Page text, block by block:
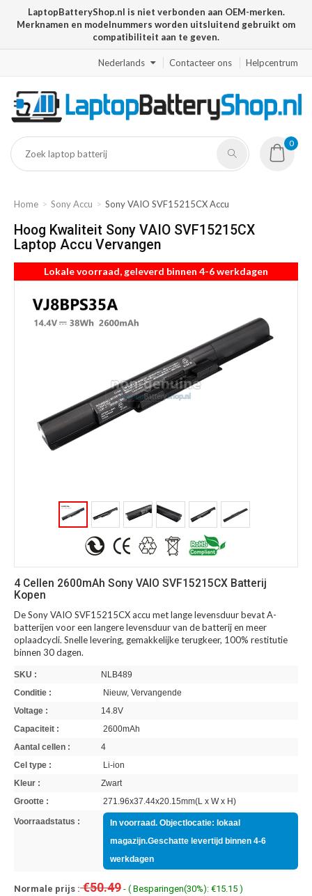
LaptopBatteryShop.nl is niet verbonden aan OEM-merken.
Merknamen en modelnummers worden uitsluitend gebruikt om
compatibiliteit aan te geven.
Nederlands Contacteer ons Helpcentrum
0
Home Sony Accu Sony VAIO SVF15215CX Accu
Hoog Kwaliteit Sony VAIO SVF15215CX
Laptop Accu Vervangen
Lokale voorraad, geleverd binnen 4-6 werkdagen
4 Cellen 2600mAh Sony VAIO SVF15215CX Batterij
Kopen
De Sony VAIO SVF15215CX accu met lange levensduur bevat A-
batterijen voor een langere levensduur van de batterij en meer
oplaadcycli. Snelle levering, gemakkelijke terugkeer, 100% restitutie
binnen 30 dagen.
SKU :
NLB489
Conditie :
Nieuw, Vervangende
Voltage :
14.8V
Capaciteit :
2600mAh
Aantal cellen :
4
Cel type :
Li-ion
Kleur :
Zwart
Grootte :
271.96x37.44x20.15mm(L x W x H)
Voorraadstatus :
In voorraad. Objectlocatie: lokaal
magazijn.Geschatte levertijd binnen 4-6
werkdagen
Normale prijs :€50.49 - ( Besparingen(30%): €15.15 )